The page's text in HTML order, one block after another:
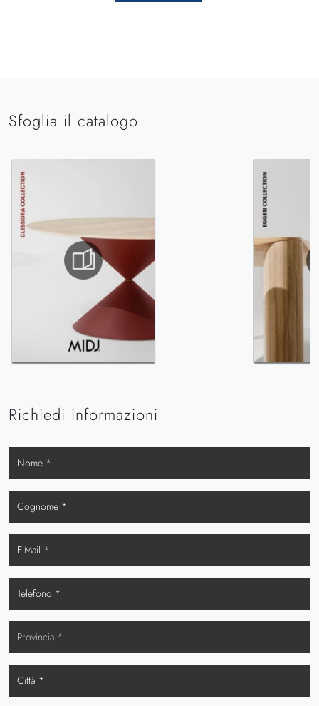
Sfoglia il catalogo
Richiedi informazioni